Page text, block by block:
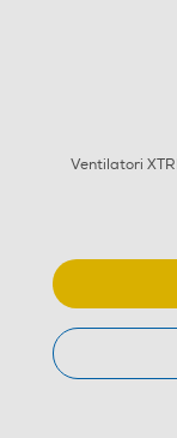
Ventilatori